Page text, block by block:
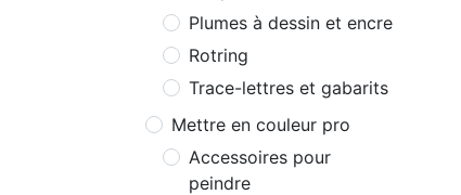
Plumes à dessin et encre
Rotring
Trace-lettres et gabarits
Mettre en couleur pro
Accessoires pour
peindre